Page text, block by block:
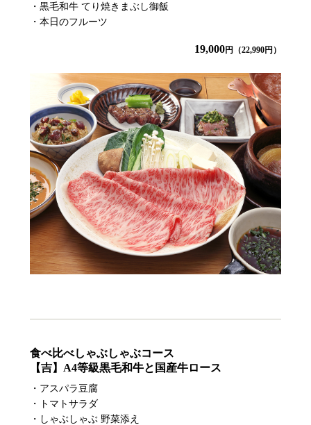
・黒毛和牛 てり焼きまぶし御飯
・本日のフルーツ
19,000円（22,990円）
食べ比べしゃぶしゃぶコース
【吉】A4等級黒毛和牛と国産牛ロース
・アスパラ豆腐
・トマトサラダ
・しゃぶしゃぶ 野菜添え